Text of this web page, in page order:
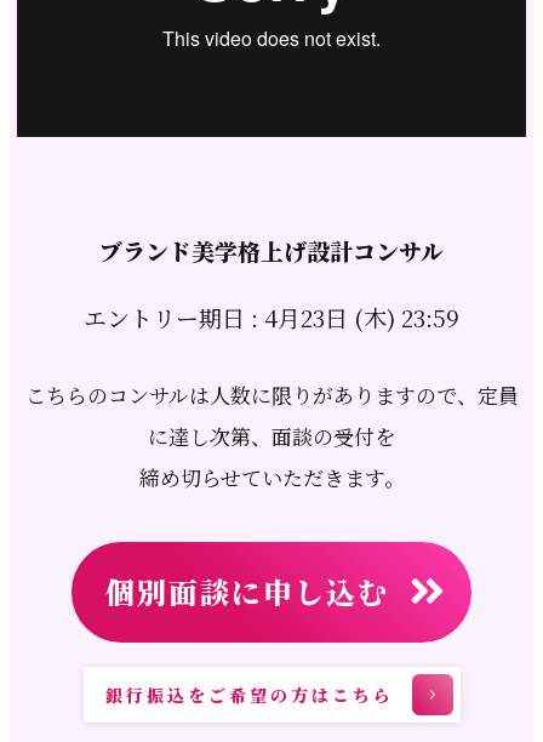
ブランド美学格上げ設計コンサル
エントリー期日 : 4月23日 (木) 23:59
こちらのコンサルは人数に限りがありますので、定員
に達し次第、面談の受付を
締め切らせていただきます。
個別面談に申し込む
銀行振込をご希望の方はこちら